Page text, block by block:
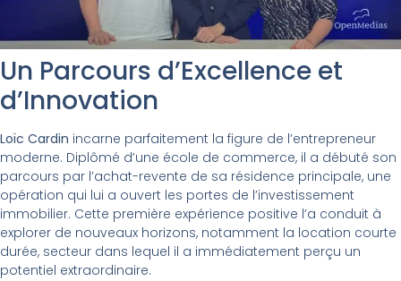
Un Parcours d’Excellence et
d’Innovation
Loïc Cardin incarne parfaitement la figure de l’entrepreneur
moderne. Diplômé d’une école de commerce, il a débuté son
parcours par l’achat-revente de sa résidence principale, une
opération qui lui a ouvert les portes de l’investissement
immobilier. Cette première expérience positive l’a conduit à
explorer de nouveaux horizons, notamment la location courte
durée, secteur dans lequel il a immédiatement perçu un
potentiel extraordinaire.